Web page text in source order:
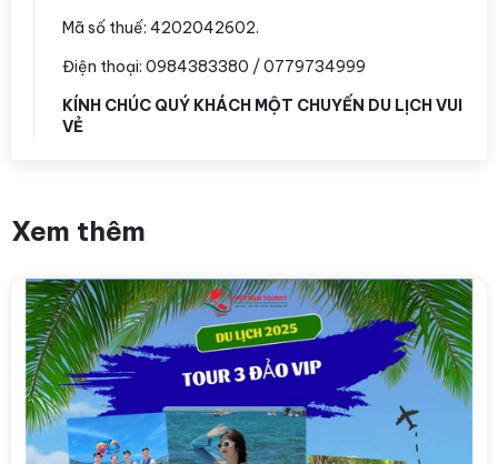
Mã số thuế: 4202042602.
Điện thoại: 0984383380 / 0779734999
KÍNH CHÚC QUÝ KHÁCH MỘT CHUYẾN DU LỊCH VUI
VẺ
Xem thêm